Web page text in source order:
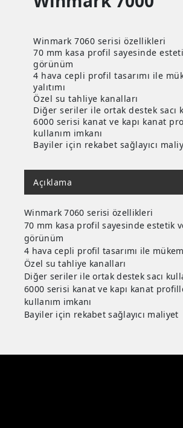
Winmark 7060 serisi özellikleri
70 mm kasa profil sayesinde
görünüm
4 hava cepli profil tasarımı ile
yalıtımı
Özel su tahliye kanalları
Diğer seriler ile ortak destek sacı
6000 serisi kanat ve kapı kanat
kullanım imkanı
Bayiler için rekabet sağlayıcı
Açıklama
Winmark 7060 serisi özellikleri
70 mm kasa profil sayesinde estetik
görünüm
4 hava cepli profil tasarımı ile
Özel su tahliye kanalları
Diğer seriler ile ortak destek sacı
6000 serisi kanat ve kapı kanat
kullanım imkanı
Bayiler için rekabet sağlayıcı maliyet